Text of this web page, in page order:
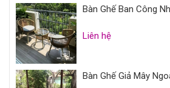
Bàn Ghế Ban Công
Liên hệ
Bàn Ghế Giả Mây